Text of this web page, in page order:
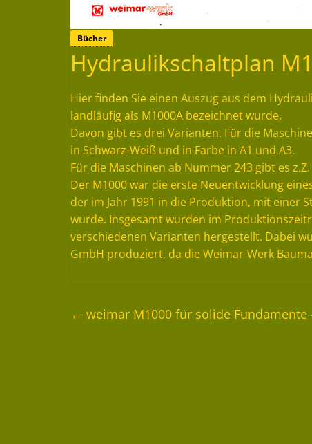
Bücher
Hydraulikschaltplan
Hier finden Sie einen Auszug aus dem
landläufig als M1000A bezeichnet wurde.
Davon gibt es drei Varianten. Für die
in Schwarz-Weiß und in Farbe in A1 und A3.
Für die Maschinen ab Nummer 243 gibt es
Der M1000 war die erste Neuentwicklung
der im Jahr 1991 in die Produktion, mit einer
wurde. Insgesamt wurden im
verschiedenen Varianten hergestellt. Dabei
GmbH produziert, da die Weimar-Werk
← weimar M1000 für solide